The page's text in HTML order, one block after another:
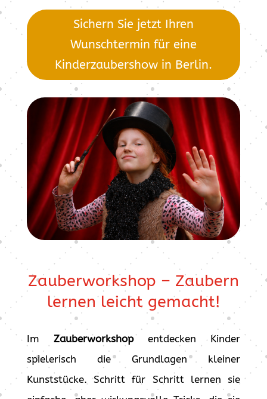
Sichern Sie jetzt Ihren
Wunschtermin für eine
Kinderzaubershow in Berlin.
Zauberworkshop – Zaubern
lernen leicht gemacht!
Im Zauberworkshopentdecken Kinder
spielerisch die Grundlagen kleiner
Kunststücke. Schritt für Schritt lernen sie